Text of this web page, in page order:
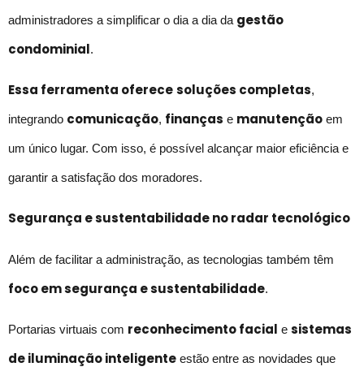
administradores a simplificar o dia a dia da gestão
condominial.
Essa ferramenta oferecesoluções completas,
integrando comunicação, finanças e manutenção em
um único lugar. Com isso, é possível alcançar maior eficiência e
garantir a satisfação dos moradores.
Segurança e sustentabilidade no radar tecnológico
Além de facilitar a administração, as tecnologias também têm
foco em segurança e sustentabilidade.
Portarias virtuais com reconhecimento facial e sistemas
de iluminação inteligente estão entre as novidades que